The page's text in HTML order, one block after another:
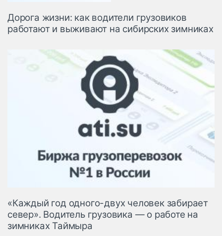
Дорога жизни: как водители грузовиков
работают и выживают на сибирских зимниках
«Каждый год одного-двух человек забирает
север». Водитель грузовика — о работе на
зимниках Таймыра